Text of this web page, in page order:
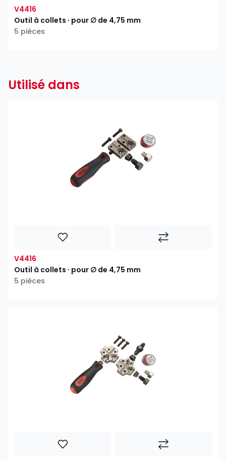
V4416
Outil à collets ∙ pour ∅ de 4,75 mm
5 pièces
Utilisé dans
V4416
Outil à collets ∙ pour ∅ de 4,75 mm
5 pièces